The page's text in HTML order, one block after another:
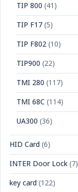
TIP 800 (41)
TIP F17(5)
TIP F802(10)
TIP900 (22)
TMI 280 (117)
TMI 68C (114)
UA300 (36)
HID Card (6)
INTER Door Lock(7)
key card (122)